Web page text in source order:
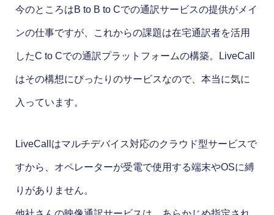
今のところはB to B to Cでの通訳サービスの提供がメイ
ンの仕事ですが、これからの課題は在宅通訳者を活用
したC to Cでの通訳プラットフォームの構築。LiveCall
はその構想にぴったりのサービスなので、本当に気に
入っています。
LiveCallはマルチデバイス対応のクラウド型サービスで
すから、オペレーターが受電で使用する端末やOSに縛
りがありません。